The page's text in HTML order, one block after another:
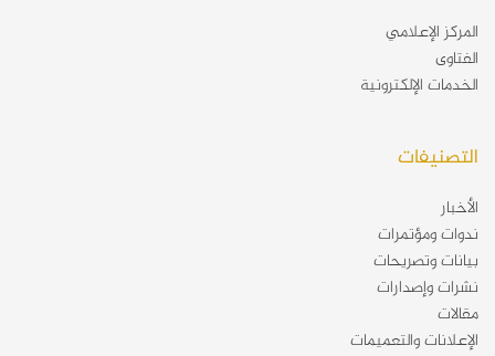
المركز الإعلامي
الفتاوى
الخدمات الإلكترونية
التصنيفات
الأخبار
ندوات ومؤتمرات
بيانات وتصريحات
نشرات وإصدارات
مقالات
الإعلانات والتعميمات